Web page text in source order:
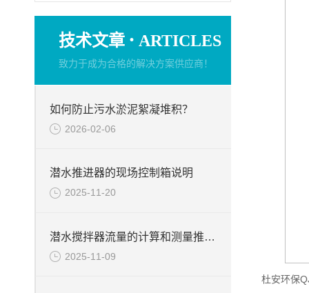
技术文章 · ARTICLES
致力于成为合格的解决方案供应商！
如何防止污水淤泥絮凝堆积？
2026-02-06
潜水推进器的现场控制箱说明
2025-11-20
潜水搅拌器流量的计算和测量推力的试验台介绍
2025-11-09
杜安环保